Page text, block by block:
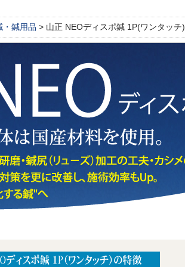
・鍼用品 > 山正 NEOディスポ鍼 1P(ワンタッチ)